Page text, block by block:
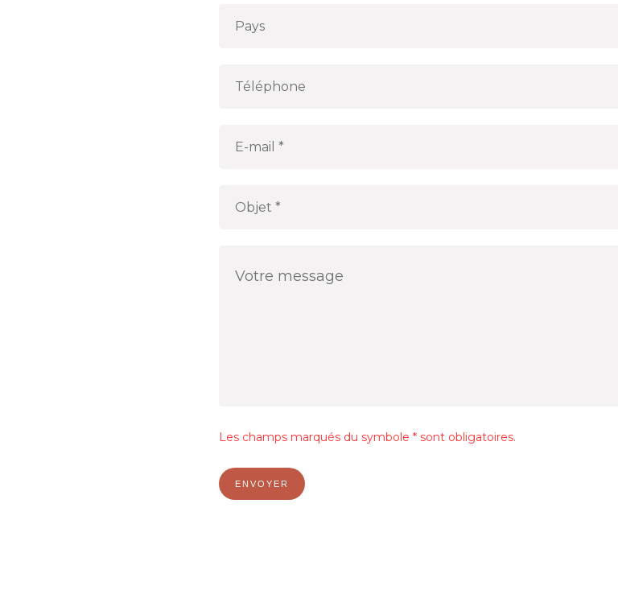
Les champs marqués du symbole * sont obligatoires.
ENVOYER